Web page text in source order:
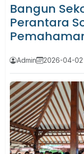
Bangun
Perantara
Admin 2026-04-02